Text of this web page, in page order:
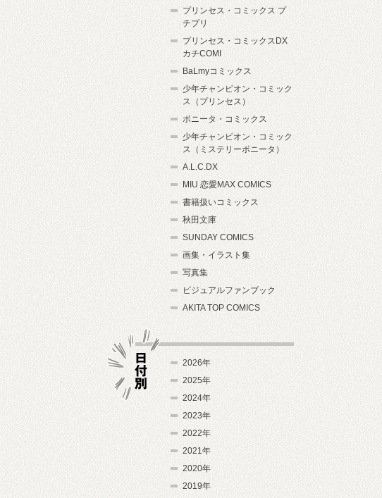
プリンセス・コミックス プ
チプリ
プリンセス・コミックスDX
カチCOMI
BaLmyコミックス
少年チャンピオン・コミック
ス（プリンセス）
ボニータ・コミックス
少年チャンピオン・コミック
ス（ミステリーボニータ）
A.L.C.DX
MIU 恋愛MAX COMICS
書籍扱いコミックス
秋田文庫
SUNDAY COMICS
画集・イラスト集
写真集
ビジュアルファンブック
AKITA TOP COMICS
2026年
2025年
2024年
2023年
2022年
2021年
2020年
2019年